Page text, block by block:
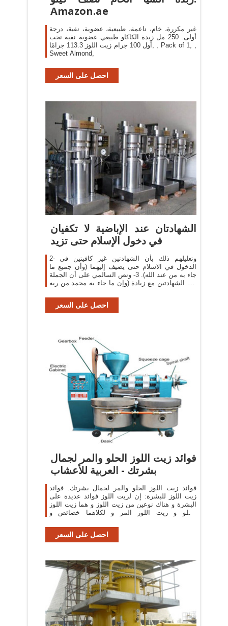
Amazon.ae
غير مكررة، خام، ناعمة، طبيعية، عضوية، نقية، درجة
أولى. 250 مل زبدة الكاكاو طبيعي عضوية نقية نخب
أول 100 جرام زيت اللوز 113.3 جرامًا, , Pack of 1, ,
Sweet Almond,
احصل على السعر
الشهادتان عند الإباضية لا تكفيان
في دخول الإسلام حتى تزيد
2- وتعليلهم ذلك بأن الشهادتين غير كافيتين في
الدخول في الاسلام حتى يضيف إليهما (وأن جميع ما
جاء به من عند الله). 3- ونص السالمي على أن الجملة
هي الشهادتين مع زيادة (وإن ما جاء به محمد من ربه
احصل على السعر
‫فوائد زيت اللوز الحلو والمر لجمال
بشرتك - العربية للأعشاب
فوائد زيت اللوز الحلو والمر لجمال بشرتك. فوائد
زيت اللوز للبشرة: إن لزيت اللوز فوائد عديدة على
البشرة و هناك نوعين من زيت اللوز و هما زيت اللوز
الحلو و زيت اللوز المر و لكلاهما خصائص و
احصل على السعر